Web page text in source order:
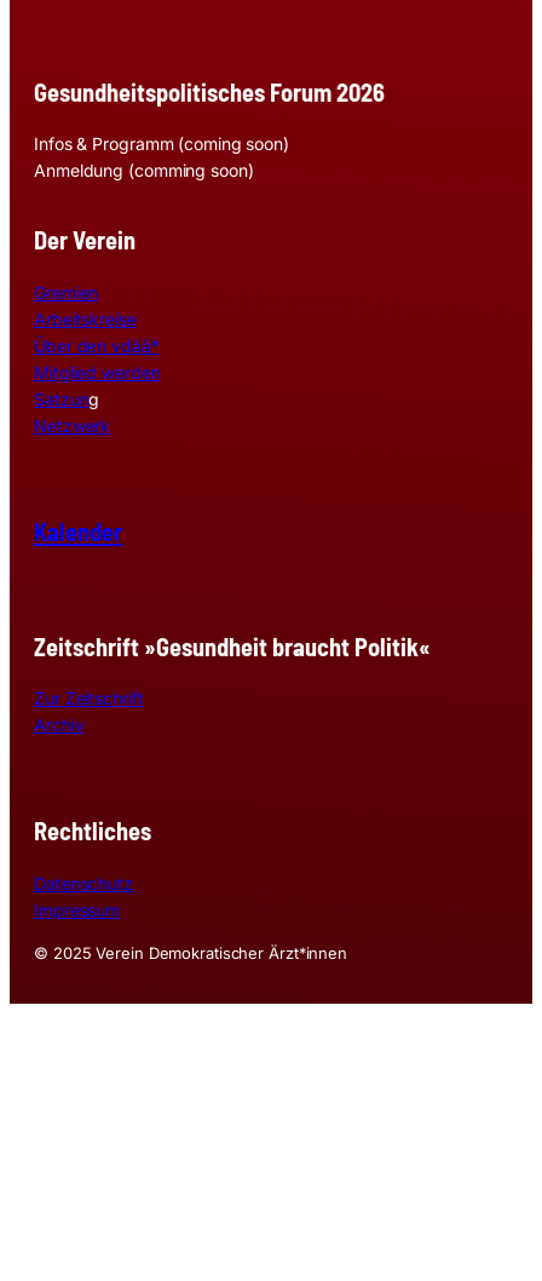
Gesundheitspolitisches Forum 2026
Infos & Programm (coming soon)
Anmeldung (comming soon)
Der Verein
Gremien
Arbeitskreise
Über den vdää*
Mitglied werden
Satzung
Netzwerk
Kalender
Zeitschrift »Gesundheit braucht Politik«
Zur Zeitschrift
Archiv
Rechtliches
Datenschutz
Impressum
© 2025 Verein Demokratischer Ärzt*innen